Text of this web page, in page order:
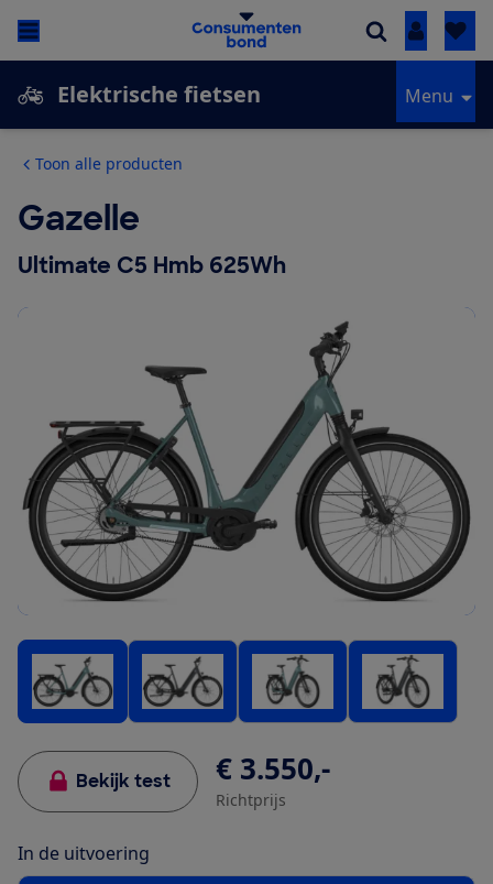
Inloggen
Elektrische fietsen Menu
Toon alle producten
Gazelle
Ultimate C5 Hmb 625Wh
Bekijk test € 3.550,-
Richtprijs
In de uitvoering